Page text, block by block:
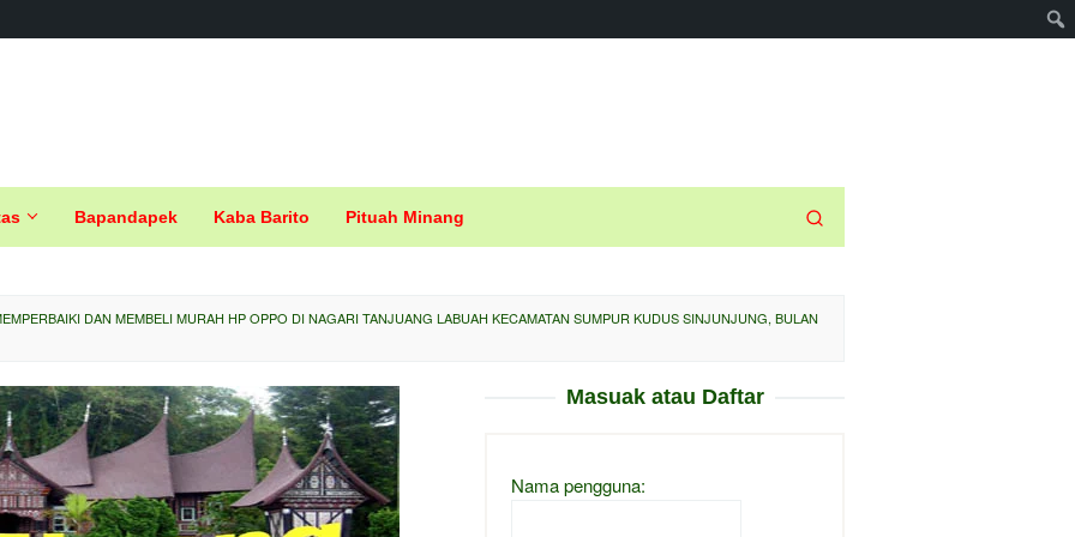
Bapandapek Kaba Barito Pituah Minang
DAN MEMBELI MURAH HP OPPO DI NAGARI TANJUANG LABUAH KECAMATAN SUMPUR KUDUS SINJUNJUNG, BULAN
Masuak atau Daftar
Nama pengguna: